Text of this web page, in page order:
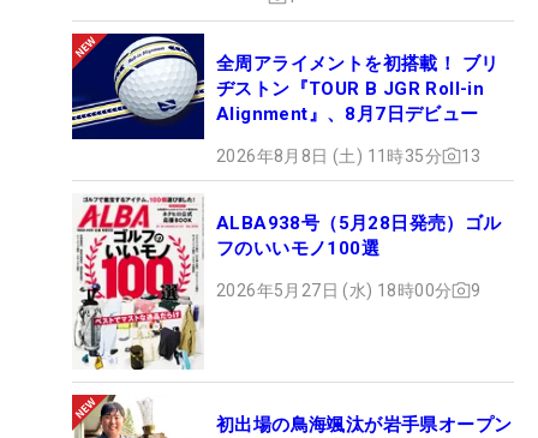
全周アライメントを初搭載！ ブリ
ヂストン『TOUR B JGR Roll-in
Alignment』、8月7日デビュー
2026年8月8日 (土) 11時35分 13
ALBA938号（5月28日発売）ゴル
フのいいモノ100選
2026年5月27日 (水) 18時00分 9
初出場の鳥海颯汰が岩手県オープン